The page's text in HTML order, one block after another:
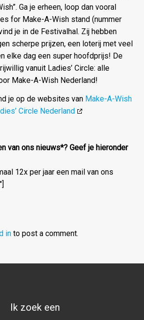
Ga je erheen, loop dan vooral
for Make-A-Wish stand (nummer
je in de Festivalhal. Zij hebben
scherpe prijzen, een loterij met veel
elke dag een super hoofdprijs! De
vanuit Ladies’ Circle: alle
Make-A-Wish Nederland!
je op de websites van Make-A-Wish
Circle Nederland
van ons nieuws*? Geef je hieronder
12x per jaar een mail van ons
in to post a comment.
Ik zoek een